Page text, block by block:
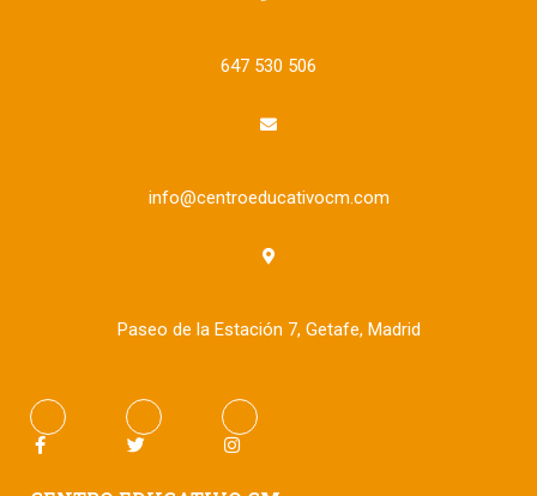
647 530 506
info@centroeducativocm.com
Paseo de la Estación 7, Getafe, Madrid